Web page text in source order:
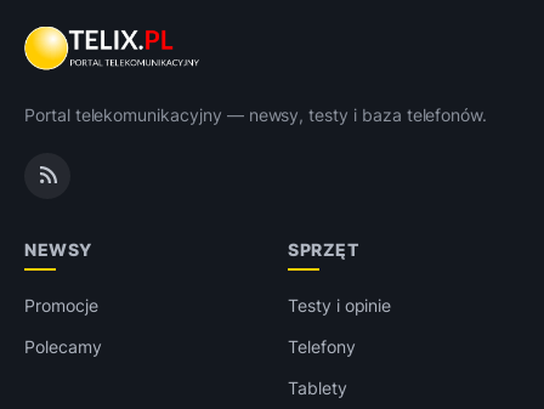
Portal telekomunikacyjny — newsy, testy i baza telefonów.
NEWSY
Promocje
Polecamy
SPRZĘT
Testy i opinie
Telefony
Tablety